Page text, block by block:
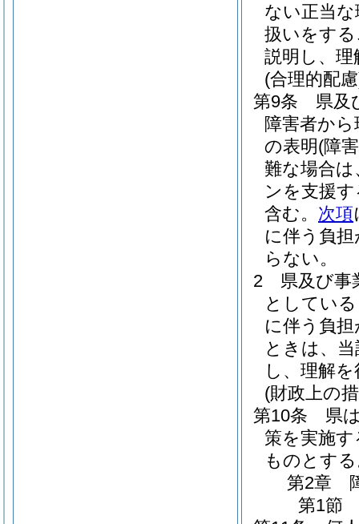
ない正当
扱いをす
説明し、
(合理的配
第9条
県及
障害者か
の表明(障
難な場合
ンを支援
含む。 次項
に伴う負
らない。
2
県及び事
としてい
に伴う負
ときは、
し、理解
(財政上の
第10条
県
策を実施
ものとす
第2章
第1節